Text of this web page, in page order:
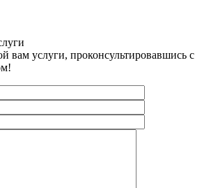
вам услуги, проконсультировавшись с